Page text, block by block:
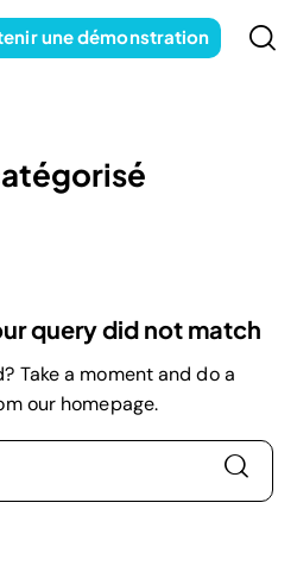
une démonstration
query did not match
Take a moment and do a
our homepage.